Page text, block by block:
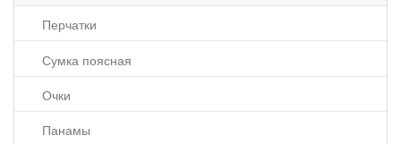
Перчатки
Сумка поясная
Очки
Панамы